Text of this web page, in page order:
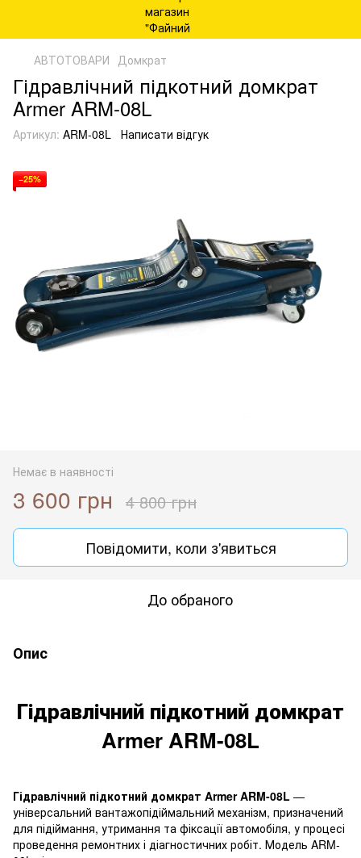
АВТОТОВАРИ Домкрат
Гідравлічний підкотний домкрат
Armer ARM-08L
Артикул: ARM-08L Написати відгук
−25%
Немає в наявності
3 600 грн 4 800 грн
Повідомити, коли з'явиться
До обраного
Опис
Гідравлічний підкотний домкрат
Armer ARM-08L
Гідравлічний підкотний домкрат Armer ARM-08L —
універсальний вантажопідіймальний механізм, призначений
для підіймання, утримання та фіксації автомобіля, у процесі
проведення ремонтних і діагностичних робіт. Модель ARM-